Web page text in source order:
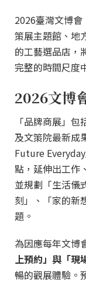
2026臺灣文博
策展主題館、地
的工藝選品店，
完整的時間尺度
2026文博
「品牌商展」
及文策院最新成
Future
點，延伸出工作
並規劃「生活儀
刻」、「家的新
題。
為因應每年文博
上預約」與「現
暢的觀展體驗。